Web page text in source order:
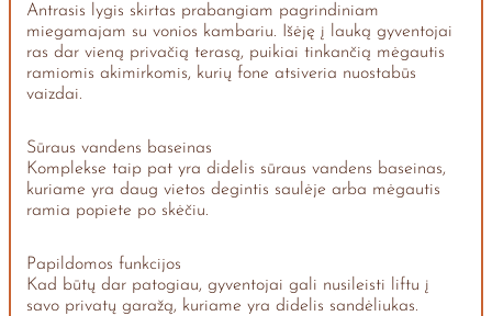
Antrasis lygis skirtas prabangiam pagrindiniam
miegamajam su vonios kambariu. Išėję į lauką gyventojai
ras dar vieną privačią terasą, puikiai tinkančią mėgautis
ramiomis akimirkomis, kurių fone atsiveria nuostabūs
vaizdai.
Sūraus vandens baseinas
Komplekse taip pat yra didelis sūraus vandens baseinas,
kuriame yra daug vietos degintis saulėje arba mėgautis
ramia popiete po skėčiu.
Papildomos funkcijos
Kad būtų dar patogiau, gyventojai gali nusileisti liftu į
savo privatų garažą, kuriame yra didelis sandėliukas.